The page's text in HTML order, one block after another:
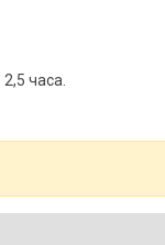
часа.